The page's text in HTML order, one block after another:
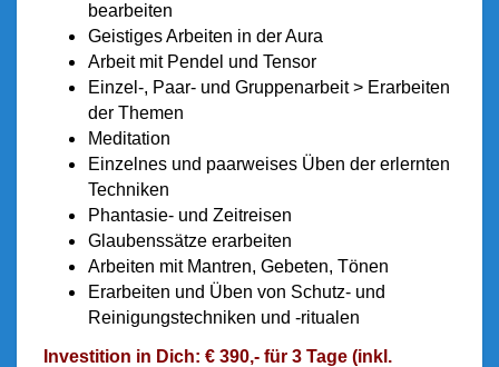
bearbeiten
Geistiges Arbeiten in der Aura
Arbeit mit Pendel und Tensor
Einzel-, Paar- und Gruppenarbeit > Erarbeiten
der Themen
Meditation
Einzelnes und paarweises Üben der erlernten
Techniken
Phantasie- und Zeitreisen
Glaubenssätze erarbeiten
Arbeiten mit Mantren, Gebeten, Tönen
Erarbeiten und Üben von Schutz- und
Reinigungstechniken und -ritualen
Investition in Dich: € 390,- für 3 Tage (inkl.